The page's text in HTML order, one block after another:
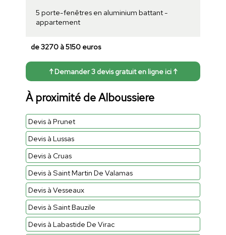
5 porte-fenêtres en aluminium battant -
appartement
de 3270 à 5150 euros
↑ Demander 3 devis gratuit en ligne ici ↑
À proximité de Alboussiere
Devis à Prunet
Devis à Lussas
Devis à Cruas
Devis à Saint Martin De Valamas
Devis à Vesseaux
Devis à Saint Bauzile
Devis à Labastide De Virac